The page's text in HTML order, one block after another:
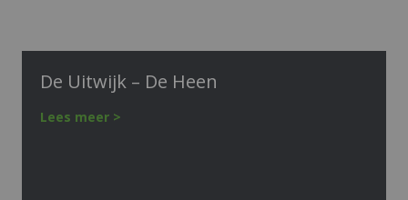
De Uitwijk – De Heen
Lees meer >